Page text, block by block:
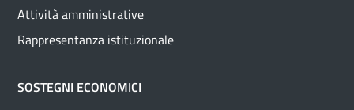
Attività amministrative
Rappresentanza istituzionale
SOSTEGNI ECONOMICI